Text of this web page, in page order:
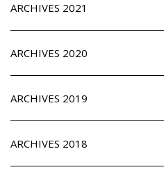
ARCHIVES 2021
ARCHIVES 2020
ARCHIVES 2019
ARCHIVES 2018